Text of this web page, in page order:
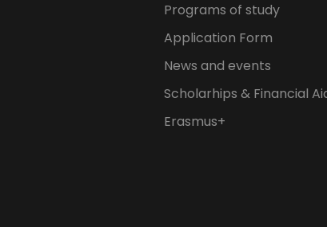
Programs of study
Application Form
News and events
Scholarhips & Financial
Erasmus+